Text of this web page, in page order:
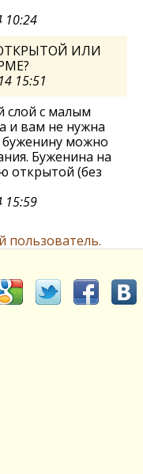
10:24
ИЛИ
15:51
слой с малым
и вам не нужна
буженину можно
Буженина на
открытой (без
15:59
пользователь.